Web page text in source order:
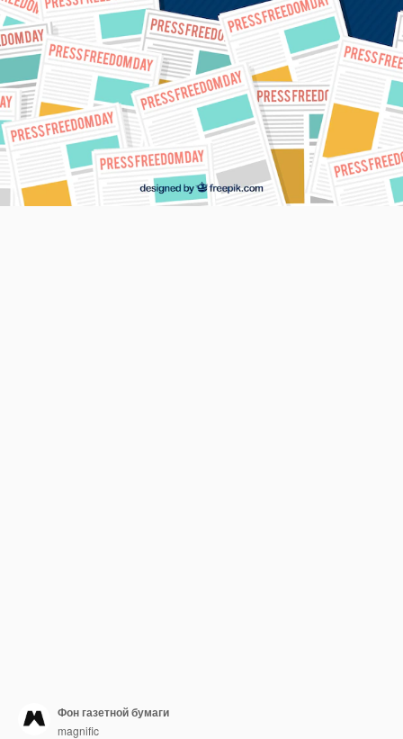
Фон газетной бумаги
magnific